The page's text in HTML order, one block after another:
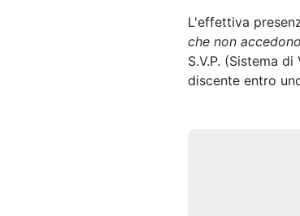
L'effettiva
che non
S.V.P. (Sistema
discente entro